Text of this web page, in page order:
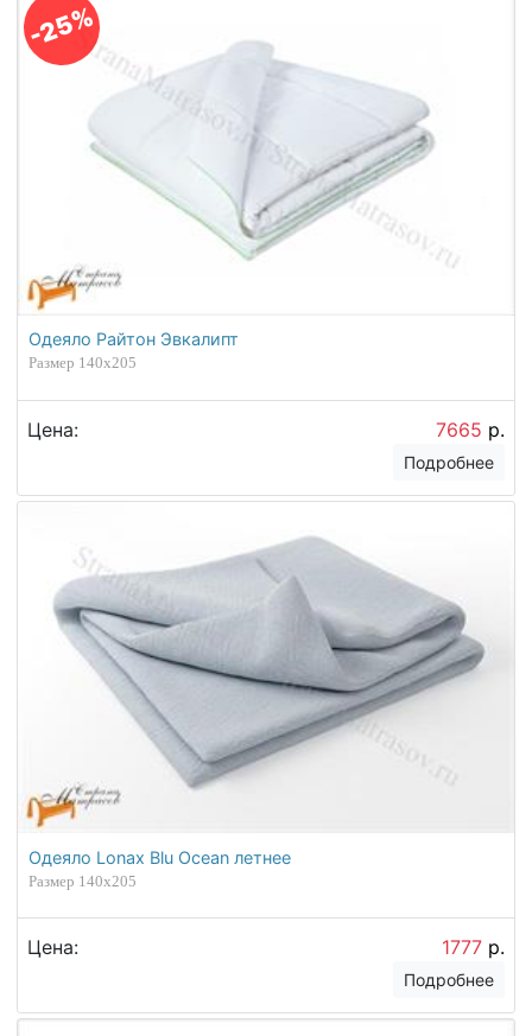
-25%
Одеяло Райтон Эвкалипт
Размер 140х205
Цена: 7665 р.
Подробнее
Одеяло Lonax Blu Ocean летнее
Размер 140х205
Цена: 1777 р.
Подробнее